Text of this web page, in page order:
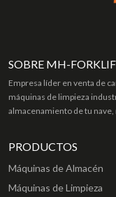
SOBRE MH-
Empresa líder en venta de
máquinas de limpieza
almacenamiento de tu
PRODUCTOS
Máquinas de Almacén
Máquinas de Limpieza